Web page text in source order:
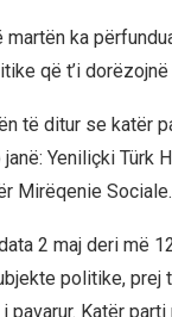
martën ka
që t’i
të ditur se katër
Yeniliçki Türk
Mirëqenie Sociale.
2 maj deri më
politike,
pavarur. Katër